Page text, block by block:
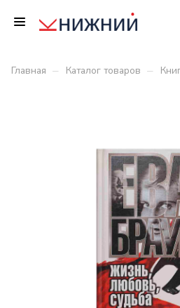
Главная – Каталог товаров –